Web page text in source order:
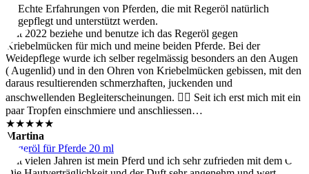
Echte Erfahrungen von Pferden, die mit Regeröl natürlich
gepflegt und unterstützt werden.
Seit 2022 beziehe und benutze ich das Regeröl gegen
Kriebelmücken für mich und meine beiden Pferde. Bei der
Weidepflege wurde ich selber regelmässig besonders an den Augen
( Augenlid) und in den Ohren von Kriebelmücken gebissen, mit den
daraus resultierenden schmerzhaften, juckenden und
anschwellenden Begleiterscheinungen. 😶‍🌫️ Seit ich erst mich mit ein
paar Tropfen einschmiere und anschliessen…
★★★★★
Martina
Regeröl für Pferde 20 ml
Seit vielen Jahren ist mein Pferd und ich sehr zufrieden mit dem Öl.